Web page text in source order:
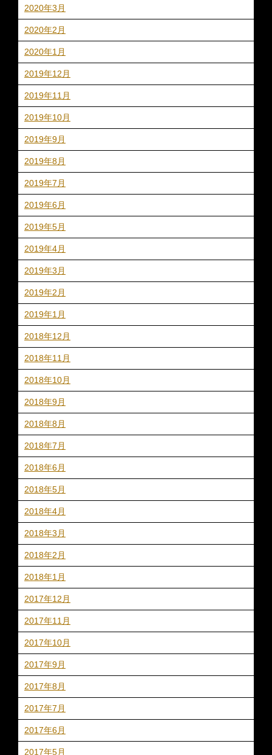
2020年3月
2020年2月
2020年1月
2019年12月
2019年11月
2019年10月
2019年9月
2019年8月
2019年7月
2019年6月
2019年5月
2019年4月
2019年3月
2019年2月
2019年1月
2018年12月
2018年11月
2018年10月
2018年9月
2018年8月
2018年7月
2018年6月
2018年5月
2018年4月
2018年3月
2018年2月
2018年1月
2017年12月
2017年11月
2017年10月
2017年9月
2017年8月
2017年7月
2017年6月
2017年5月